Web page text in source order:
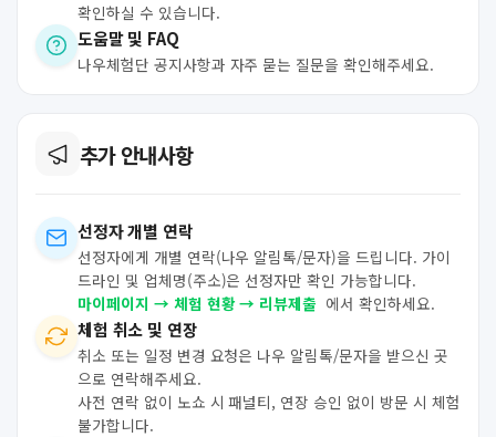
확인하실 수 있습니다.
도움말 및 FAQ
나우체험단 공지사항과 자주 묻는 질문을 확인해주세요.
추가 안내사항
선정자 개별 연락
선정자에게 개별 연락(나우 알림톡/문자)을 드립니다. 가이
드라인 및 업체명(주소)은 선정자만 확인 가능합니다.
마이페이지 → 체험 현황 → 리뷰제출 에서 확인하세요.
체험 취소 및 연장
취소 또는 일정 변경 요청은 나우 알림톡/문자을 받으신 곳
으로 연락해주세요.
사전 연락 없이 노쇼 시 패널티, 연장 승인 없이 방문 시 체험
불가합니다.